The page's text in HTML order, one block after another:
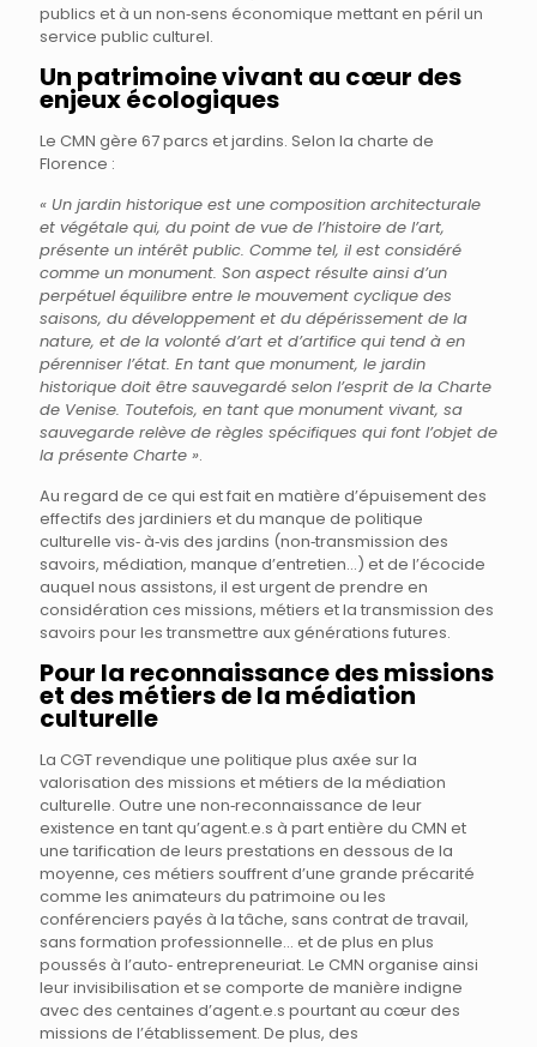
publics et à un non‐sens économique mettant en péril un
service public culturel.
Un patrimoine vivant au cœur des
enjeux écologiques
Le CMN gère 67 parcs et jardins. Selon la charte de
Florence :
« Un jardin historique est une composition architecturale
et végétale qui, du point de vue de l’histoire de l’art,
présente un intérêt public. Comme tel, il est considéré
comme un monument. Son aspect résulte ainsi d’un
perpétuel équilibre entre le mouvement cyclique des
saisons, du développement et du dépérissement de la
nature, et de la volonté d’art et d’artifice qui tend à en
pérenniser l’état. En tant que monument, le jardin
historique doit être sauvegardé selon l’esprit de la Charte
de Venise. Toutefois, en tant que monument vivant, sa
sauvegarde relève de règles spécifiques qui font l’objet de
la présente Charte ».
Au regard de ce qui est fait en matière d’épuisement des
effectifs des jardiniers et du manque de politique
culturelle vis‐ à‐vis des jardins (non‐transmission des
savoirs, médiation, manque d’entretien…) et de l’écocide
auquel nous assistons, il est urgent de prendre en
considération ces missions, métiers et la transmission des
savoirs pour les transmettre aux générations futures.
Pour la reconnaissance des missions
et des métiers de la médiation
culturelle
La CGT revendique une politique plus axée sur la
valorisation des missions et métiers de la médiation
culturelle. Outre une non‐reconnaissance de leur
existence en tant qu’agent.e.s à part entière du CMN et
une tarification de leurs prestations en dessous de la
moyenne, ces métiers souffrent d’une grande précarité
comme les animateurs du patrimoine ou les
conférenciers payés à la tâche, sans contrat de travail,
sans formation professionnelle… et de plus en plus
poussés à l’auto‐ entrepreneuriat. Le CMN organise ainsi
leur invisibilisation et se comporte de manière indigne
avec des centaines d’agent.e.s pourtant au cœur des
missions de l’établissement. De plus, des